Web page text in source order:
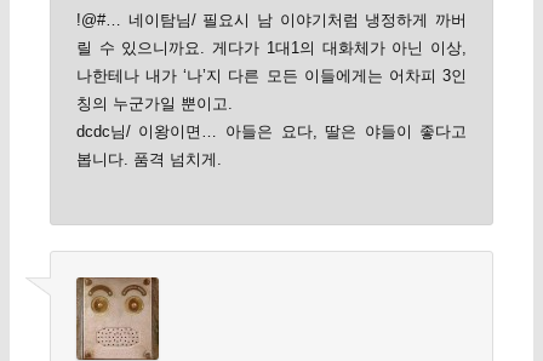
!@#… 네이탐님/ 필요시 남 이야기처럼 냉정하게 까버
릴 수 있으니까요. 게다가 1대1의 대화체가 아닌 이상,
나한테나 내가 ‘나’지 다른 모든 이들에게는 어차피 3인
칭의 누군가일 뿐이고.
dcdc님/ 이왕이면… 아들은 요다, 딸은 야들이 좋다고
봅니다. 품격 넘치게.